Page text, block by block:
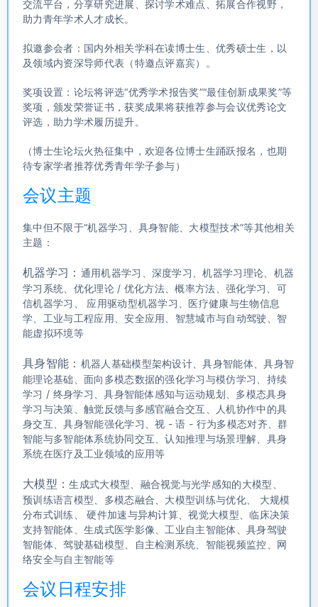
交流平台，分享研究进展、探讨学术难点、拓展合作视野，
助力青年学术人才成长。
拟邀参会者：国内外相关学科在读博士生、优秀硕士生，以
及领域内资深导师代表（特邀点评嘉宾）。
奖项设置：论坛将评选“优秀学术报告奖”“最佳创新成果奖”等
奖项，颁发荣誉证书，获奖成果将获推荐参与会议优秀论文
评选，助力学术履历提升。
（博士生论坛火热征集中，欢迎各位博士生踊跃报名，也期
待专家学者推荐优秀青年学子参与）
会议主题
集中但不限于“机器学习、具身智能、大模型技术”等其他相关
主题：
机器学习： 通用机器学习、深度学习、机器学习理论、机器
学习系统、优化理论 / 优化方法、概率方法、强化学习、可
信机器学习、 应用驱动型机器学习、医疗健康与生物信息
学、工业与工程应用、安全应用、智慧城市与自动驾驶、智
能虚拟环境等
具身智能： 机器人基础模型架构设计、具身智能体、具身智
能理论基础、面向多模态数据的强化学习与模仿学习、持续
学习 / 终身学习、具身智能体感知与运动规划、多模态具身
学习与决策、触觉反馈与多感官融合交互、人机协作中的具
身交互、具身智能强化学习、视 - 语 - 行为多模态对齐、群
智能与多智能体系统协同交互、认知推理与场景理解、具身
系统在医疗及工业领域的应用等
大模型：生成式大模型、融合视觉与光学感知的大模型、
预训练语言模型、多模态融合、大模型训练与优化、 大规模
分布式训练、 硬件加速与异构计算、视觉大模型、临床决策
支持智能体、生成式医学影像、工业自主智能体、具身驾驶
智能体、驾驶基础模型、自主检测系统、智能视频监控、网
络安全与自主智能等
会议日程安排